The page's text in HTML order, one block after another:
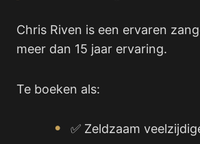
Chris Riven is een ervaren
meer dan 15 jaar ervaring.
Te boeken als:
✅ Zeldzaam